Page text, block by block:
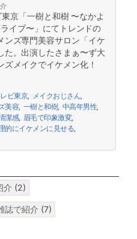
京「一樹と和樹 〜なかよ
イブ〜」にてトレンドの
ンズ専門美容サロン「イケ
た。出演したさまぁ〜ず大
メイクでイケメン化！
ビ東京, メイクおじさん
美容, 一樹と和樹, 中高年男性
潔感, 眉毛で印象激変,
的にイケメンに見せる
介 (2)
誌で紹介 (7)